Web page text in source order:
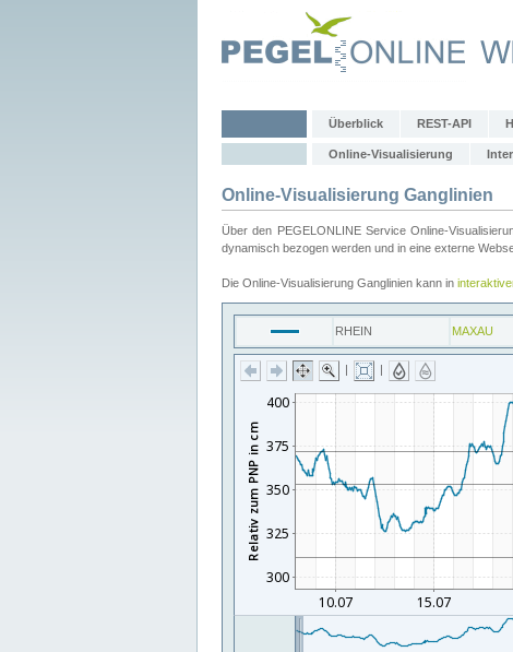
Überblick REST-API
Online-Visualisierung
Online-Visualisierung Ganglinien
Über den PEGELONLINE Service Online-
dynamisch bezogen werden und in eine externe
Die Online-Visualisierung Ganglinien kann in